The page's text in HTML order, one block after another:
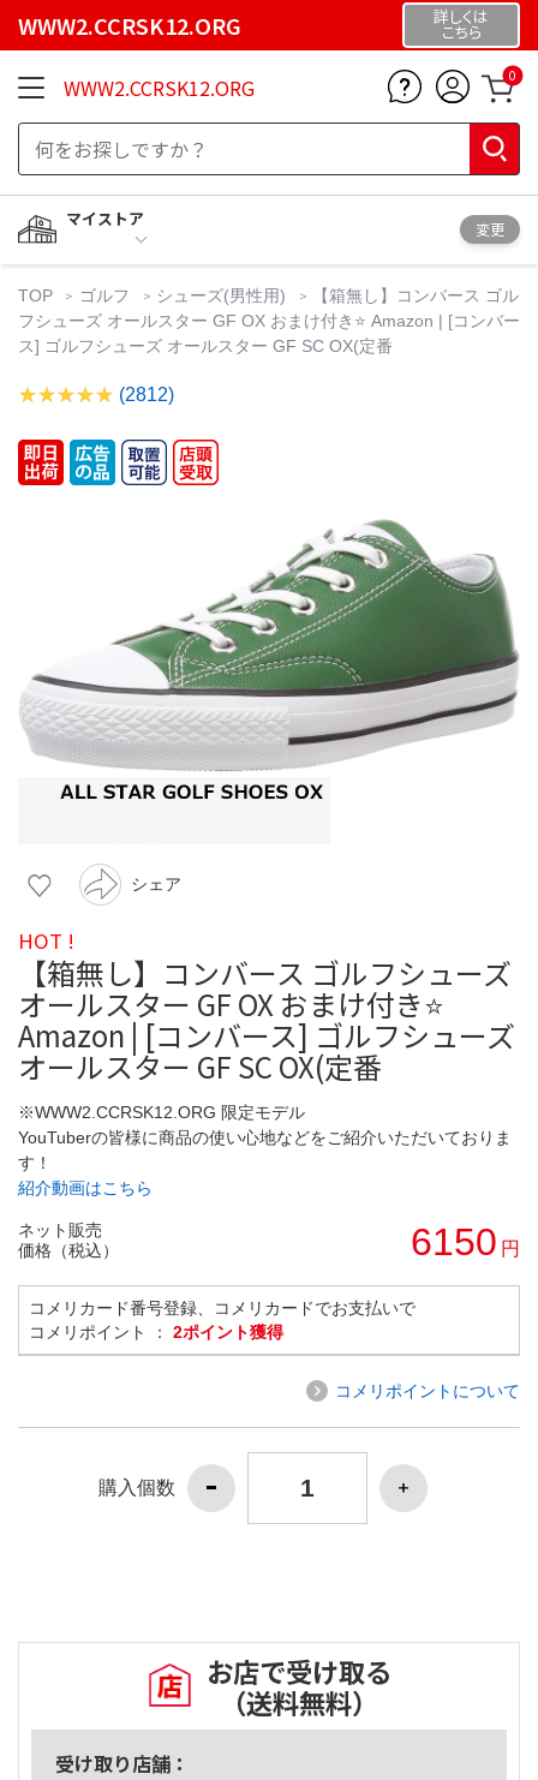
WWW2.CCRSK12.ORG 詳しくは
こちら
WWW2.CCRSK12.ORG 0
マイストア
変更
TOP ゴルフ シューズ(男性用)
【箱無し】コンバース ゴル
フシューズ オールスター GF OX おまけ付き⭐️ Amazon | [コンバー
ス] ゴルフシューズ オールスター GF SC OX(定番
(2812)
シェア
HOT !
【箱無し】コンバース ゴルフシューズ
オールスター GF OX おまけ付き⭐️
Amazon | [コンバース] ゴルフシューズ
オールスター GF SC OX(定番
※WWW2.CCRSK12.ORG 限定モデル
YouTuberの皆様に商品の使い心地などをご紹介いただいておりま
す！
紹介動画はこちら
ネット販売
価格（税込）
6150 円
コメリカード番号登録、コメリカードでお支払いで
コメリポイント ： 2ポイント獲得
コメリポイントについて
購入個数
お店で受け取る
（送料無料）
受け取り店舗：